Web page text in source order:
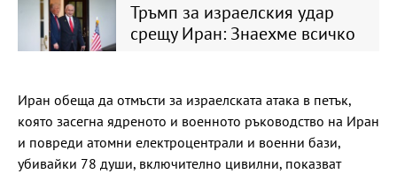
Тръмп за израелския удар
срещу Иран: Знаехме всичко
Иран обеща да отмъсти за израелската атака в петък,
която засегна ядреното и военното ръководство на Иран
и повреди атомни електроцентрали и военни бази,
убивайки 78 души, включително цивилни, показват